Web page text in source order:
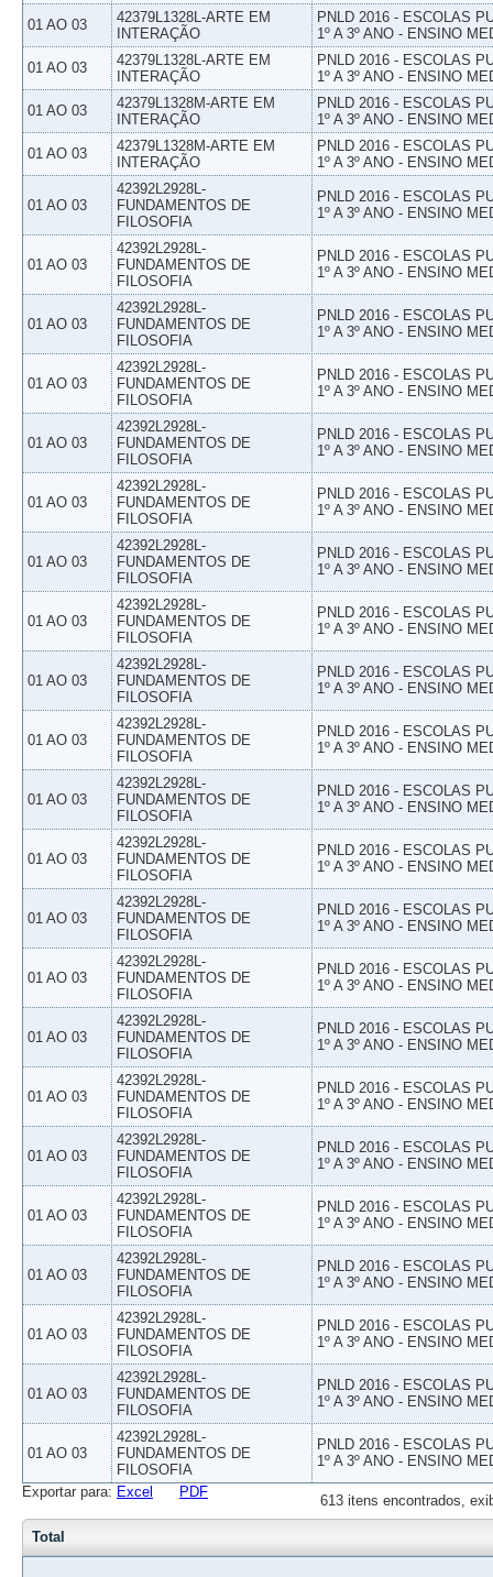
01 AO 03
42379L1328L-ARTE EM
INTERAÇÃO
PNLD 2016 - ESCOLAS
1º A 3º ANO - ENSINO
01 AO 03
42379L1328L-ARTE EM
INTERAÇÃO
PNLD 2016 - ESCOLAS
1º A 3º ANO - ENSINO
01 AO 03
42379L1328M-ARTE EM
INTERAÇÃO
PNLD 2016 - ESCOLAS
1º A 3º ANO - ENSINO
01 AO 03
42379L1328M-ARTE EM
INTERAÇÃO
PNLD 2016 - ESCOLAS
1º A 3º ANO - ENSINO
01 AO 03
42392L2928L-
FUNDAMENTOS DE
FILOSOFIA
PNLD 2016 - ESCOLAS
1º A 3º ANO - ENSINO
01 AO 03
42392L2928L-
FUNDAMENTOS DE
FILOSOFIA
PNLD 2016 - ESCOLAS
1º A 3º ANO - ENSINO
01 AO 03
42392L2928L-
FUNDAMENTOS DE
FILOSOFIA
PNLD 2016 - ESCOLAS
1º A 3º ANO - ENSINO
01 AO 03
42392L2928L-
FUNDAMENTOS DE
FILOSOFIA
PNLD 2016 - ESCOLAS
1º A 3º ANO - ENSINO
01 AO 03
42392L2928L-
FUNDAMENTOS DE
FILOSOFIA
PNLD 2016 - ESCOLAS
1º A 3º ANO - ENSINO
01 AO 03
42392L2928L-
FUNDAMENTOS DE
FILOSOFIA
PNLD 2016 - ESCOLAS
1º A 3º ANO - ENSINO
01 AO 03
42392L2928L-
FUNDAMENTOS DE
FILOSOFIA
PNLD 2016 - ESCOLAS
1º A 3º ANO - ENSINO
01 AO 03
42392L2928L-
FUNDAMENTOS DE
FILOSOFIA
PNLD 2016 - ESCOLAS
1º A 3º ANO - ENSINO
01 AO 03
42392L2928L-
FUNDAMENTOS DE
FILOSOFIA
PNLD 2016 - ESCOLAS
1º A 3º ANO - ENSINO
01 AO 03
42392L2928L-
FUNDAMENTOS DE
FILOSOFIA
PNLD 2016 - ESCOLAS
1º A 3º ANO - ENSINO
01 AO 03
42392L2928L-
FUNDAMENTOS DE
FILOSOFIA
PNLD 2016 - ESCOLAS
1º A 3º ANO - ENSINO
01 AO 03
42392L2928L-
FUNDAMENTOS DE
FILOSOFIA
PNLD 2016 - ESCOLAS
1º A 3º ANO - ENSINO
01 AO 03
42392L2928L-
FUNDAMENTOS DE
FILOSOFIA
PNLD 2016 - ESCOLAS
1º A 3º ANO - ENSINO
01 AO 03
42392L2928L-
FUNDAMENTOS DE
FILOSOFIA
PNLD 2016 - ESCOLAS
1º A 3º ANO - ENSINO
01 AO 03
42392L2928L-
FUNDAMENTOS DE
FILOSOFIA
PNLD 2016 - ESCOLAS
1º A 3º ANO - ENSINO
01 AO 03
42392L2928L-
FUNDAMENTOS DE
FILOSOFIA
PNLD 2016 - ESCOLAS
1º A 3º ANO - ENSINO
01 AO 03
42392L2928L-
FUNDAMENTOS DE
FILOSOFIA
PNLD 2016 - ESCOLAS
1º A 3º ANO - ENSINO
01 AO 03
42392L2928L-
FUNDAMENTOS DE
FILOSOFIA
PNLD 2016 - ESCOLAS
1º A 3º ANO - ENSINO
01 AO 03
42392L2928L-
FUNDAMENTOS DE
FILOSOFIA
PNLD 2016 - ESCOLAS
1º A 3º ANO - ENSINO
01 AO 03
42392L2928L-
FUNDAMENTOS DE
FILOSOFIA
PNLD 2016 - ESCOLAS
1º A 3º ANO - ENSINO
01 AO 03
42392L2928L-
FUNDAMENTOS DE
FILOSOFIA
PNLD 2016 - ESCOLAS
1º A 3º ANO - ENSINO
01 AO 03
42392L2928L-
FUNDAMENTOS DE
FILOSOFIA
PNLD 2016 - ESCOLAS
1º A 3º ANO - ENSINO
613 itens encontrados,
Exportar para: Excel PDF
Total